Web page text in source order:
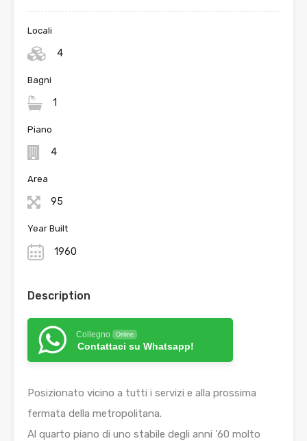
Locali
4
Bagni
1
Piano
4
Area
95
Year Built
1960
Description
Collegno Online
Contattaci su Whatsapp!
Posizionato vicino a tutti i servizi e alla prossima
fermata della metropolitana.
Al quarto piano di uno stabile degli anni ’60 molto